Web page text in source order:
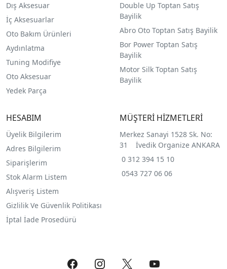
Dış Aksesuar
İç Aksesuarlar
Oto Bakım Ürünleri
Aydınlatma
Tuning Modifiye
Oto Aksesuar
Yedek Parça
Double Up Toptan Satış
Bayilik
Abro Oto Toptan Satış Bayilik
Bor Power Toptan Satış
Bayilik
Motor Silk Toptan Satış
Bayilik
HESABIM
Üyelik Bilgilerim
Adres Bilgilerim
Siparişlerim
Stok Alarm Listem
Alışveriş Listem
Gizlilik Ve Güvenlik Politikası
İptal İade Prosedürü
MÜŞTERİ HİZMETLERİ
Merkez Sanayi 1528 Sk. No:
31 İvedik Organize ANKARA
0 312 394 15 10
0543 727 06 06